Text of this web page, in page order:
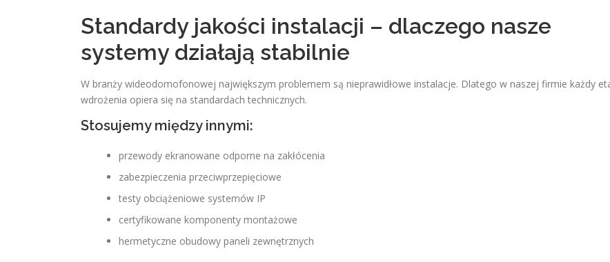
Standardy jakości instalacji – dlaczego nasze
systemy działają stabilnie
W branży wideodomofonowej największym problemem są nieprawidłowe instalacje. Dlatego w naszej firmie każdy
wdrożenia opiera się na standardach technicznych.
Stosujemy między innymi:
przewody ekranowane odporne na zakłócenia
zabezpieczenia przeciwprzepięciowe
testy obciążeniowe systemów IP
certyfikowane komponenty montażowe
hermetyczne obudowy paneli zewnętrznych